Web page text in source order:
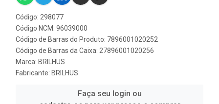
Código: 298077
Código NCM: 96039000
Código de Barras do Produto: 7896001020252
Código de Barras da Caixa: 27896001020256
Marca: BRILHUS
Fabricante: BRILHUS
Faça seu login ou